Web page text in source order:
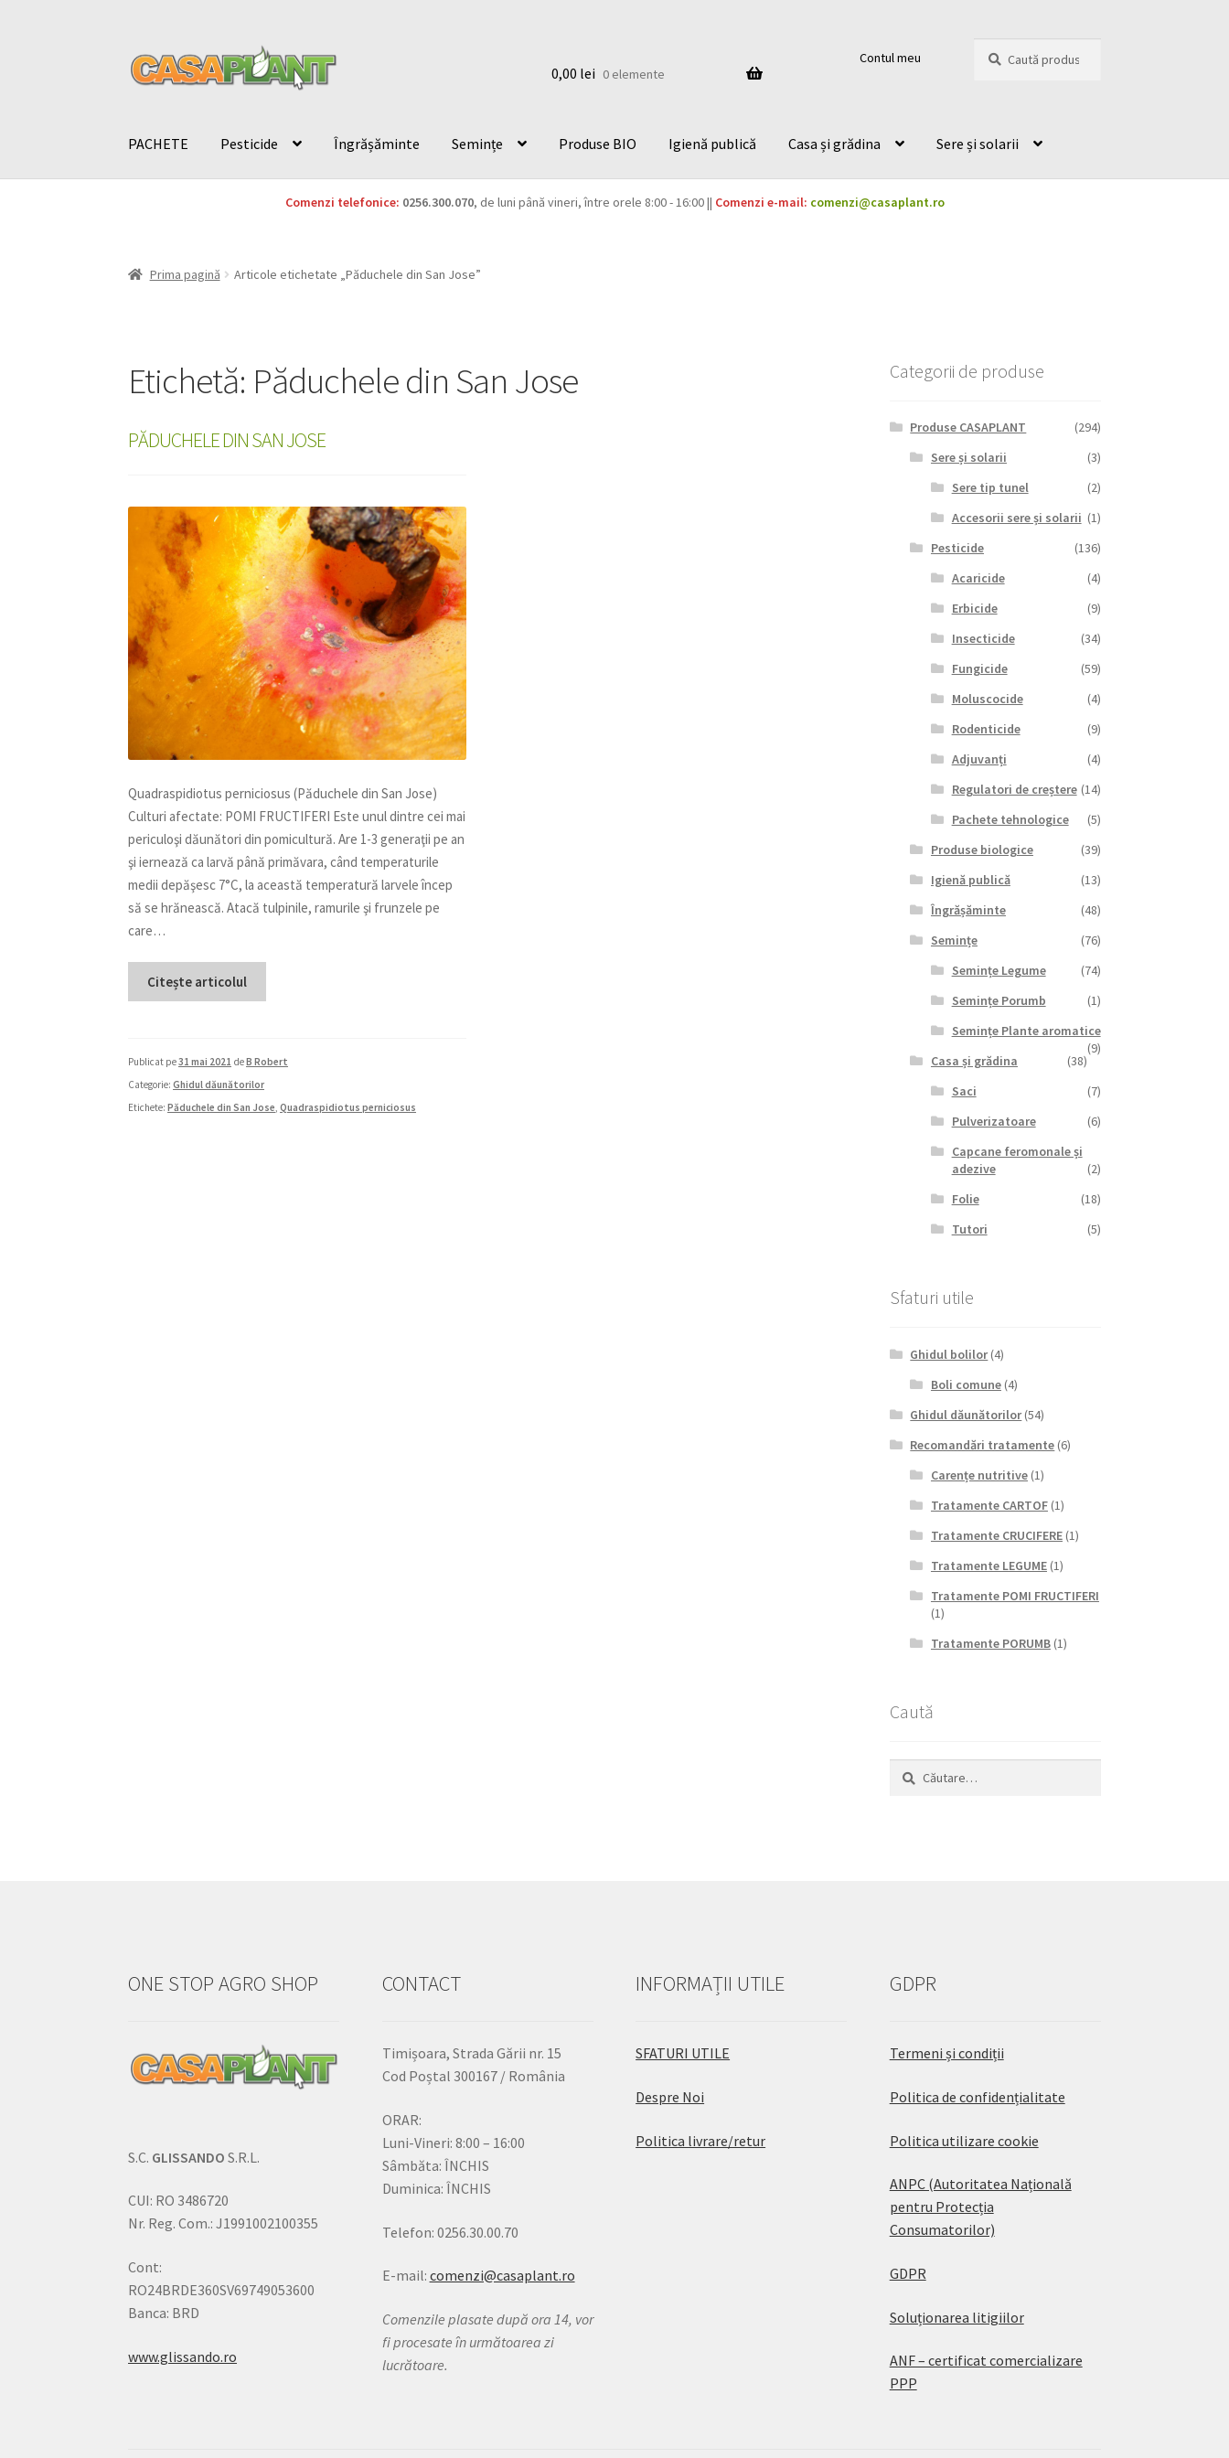
0,00 lei 0 elemente
Contul meu
după:
PACHETE Pesticide Îngrășăminte Semințe Produse BIO Igienă publică Casa și grădina Sere și solarii
Comenzi telefonice: 0256.300.070, de luni până vineri, între orele 8:00 - 16:00 || Comenzi e-mail: comenzi@casaplant.ro
Prima pagină Articole etichetate „Păduchele din San Jose”
Etichetă: Păduchele din San Jose
PĂDUCHELE DIN SAN JOSE
Quadraspidiotus perniciosus (Păduchele din San Jose)
Culturi afectate: POMI FRUCTIFERI Este unul dintre cei mai
periculoşi dăunători din pomicultură. Are 1-3 generaţii pe an
şi iernează ca larvă până primăvara, când temperaturile
medii depăşesc 7°C, la această temperatură larvele încep
să se hrănească. Atacă tulpinile, ramurile şi frunzele pe
care…
Citește articolul
Publicat pe31 mai 2021 deB Robert
Categorie:Ghidul dăunătorilor
Etichete:Păduchele din San Jose,Quadraspidiotus perniciosus
Categorii de produse
Produse CASAPLANT
(294)
Sere și solarii
(3)
Sere tip tunel
(2)
Accesorii sere și solarii (1)
Pesticide
(136)
Acaricide
(4)
Erbicide
(9)
Insecticide
(34)
Fungicide
(59)
Moluscocide
(4)
Rodenticide
(9)
Adjuvanți
(4)
Regulatori de creștere (14)
Pachete tehnologice
(5)
Produse biologice
(39)
Igienă publică
(13)
Îngrășăminte
(48)
Semințe
(76)
Semințe Legume
(74)
Semințe Porumb
(1)
Semințe Plante aromatice
(9)
Casa și grădina
(38)
Saci
(7)
Pulverizatoare
(6)
Capcane feromonale și
adezive
(2)
Folie
(18)
Tutori
(5)
Sfaturi utile
Ghidul bolilor(4)
Boli comune(4)
Ghidul dăunătorilor(54)
Recomandări tratamente (6)
Carențe nutritive(1)
Tratamente CARTOF(1)
Tratamente CRUCIFERE(1)
Tratamente LEGUME(1)
Tratamente POMI FRUCTIFERI
(1)
Tratamente PORUMB(1)
Caută
Caută
ONE STOP AGRO SHOP
S.C. GLISSANDO S.R.L.
CUI: RO 3486720
Nr. Reg. Com.: J1991002100355
Cont:
RO24BRDE360SV69749053600
Banca: BRD
www.glissando.ro
CONTACT
Timișoara, Strada Gării nr. 15
Cod Poștal 300167 / România
ORAR:
Luni-Vineri: 8:00 – 16:00
Sâmbăta: ÎNCHIS
Duminica: ÎNCHIS
Telefon: 0256.30.00.70
E-mail: comenzi@casaplant.ro
Comenzile plasate după ora 14, vor
fi procesate în următoarea zi
lucrătoare.
INFORMAȚII UTILE
SFATURI UTILE
Despre Noi
Politica livrare/retur
GDPR
Termeni și condiții
Politica de confidențialitate
Politica utilizare cookie
ANPC (Autoritatea Națională
pentru Protecția
Consumatorilor)
GDPR
Soluționarea litigiilor
ANF – certificat comercializare
PPP